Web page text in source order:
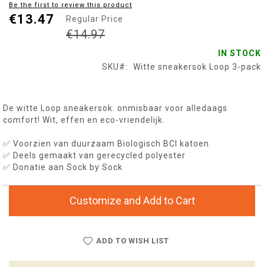
of
the
Be the first to review this product
€13.47 Regular Price
€14.97
IN STOCK
SKU
Witte sneakersok Loop 3-pack
De witte Loop sneakersok: onmisbaar voor alledaags
comfort! Wit, effen en eco-vriendelijk.
✅ Voorzien van duurzaam Biologisch BCI katoen
✅ Deels gemaakt van gerecycled polyester
✅ Donatie aan Sock by Sock
Customize and Add to Cart
ADD TO WISH LIST